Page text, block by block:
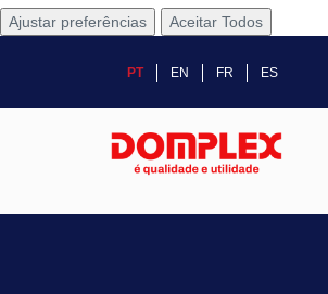
Ajustar preferências Aceitar Todos
PT EN FR ES